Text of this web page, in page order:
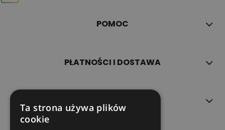
POMOC
PŁATNOŚCI I DOSTAWA
Ta strona używa plików
cookie